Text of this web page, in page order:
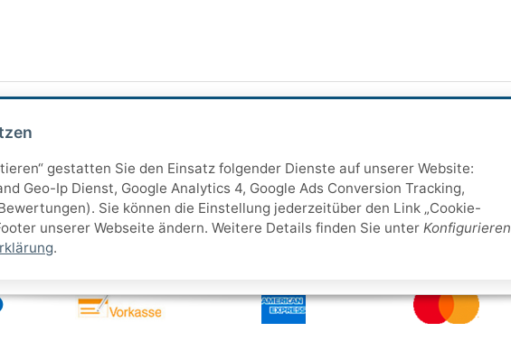
gestatten Sie den Einsatz folgender Dienste auf unserer Website:
Geo-Ip Dienst, Google Analytics 4, Google Ads Conversion Tracking,
Sie können die Einstellung jederzeitüber den Link „Cookie-
unserer Webseite ändern. Weitere Details finden Sie unter Konfigurieren
.